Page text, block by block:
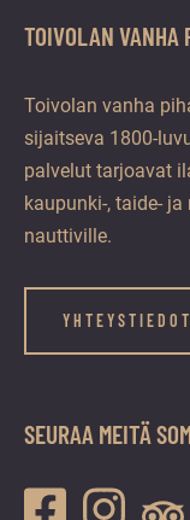
TOIVOLAN VANHA
Toivolan vanha
sijaitseva 1800-
palvelut tarjoavat
kaupunki-, taide-
nauttiville.
YHTEYSTIEDOT
SEURAA MEITÄ